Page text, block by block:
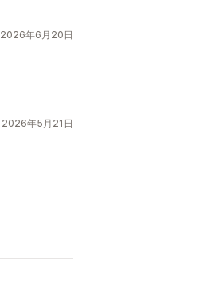
2026年6月20日
2026年5月21日